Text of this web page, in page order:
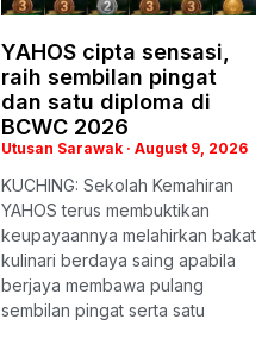
YAHOS cipta sensasi,
raih sembilan pingat
dan satu diploma di
BCWC 2026
Utusan Sarawak August 9, 2026
KUCHING: Sekolah Kemahiran
YAHOS terus membuktikan
keupayaannya melahirkan bakat
kulinari berdaya saing apabila
berjaya membawa pulang
sembilan pingat serta satu